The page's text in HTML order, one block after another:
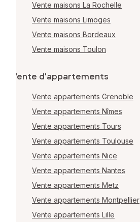
Vente maisons La Rochelle
Vente maisons Limoges
Vente maisons Bordeaux
Vente maisons Toulon
Vente d'appartements
Vente appartements Grenoble
Vente appartements Nîmes
Vente appartements Tours
Vente appartements Toulouse
Vente appartements Nice
Vente appartements Nantes
Vente appartements Metz
Vente appartements Montpellier
Vente appartements Lille